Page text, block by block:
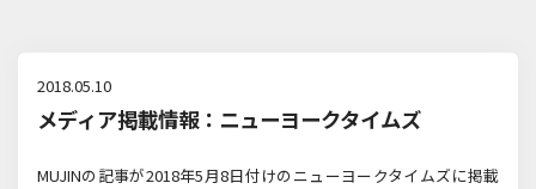
2018.05.10
メディア掲載情報：ニューヨークタイムズ
MUJINの記事が2018年5月8日付けのニューヨークタイムズに掲載